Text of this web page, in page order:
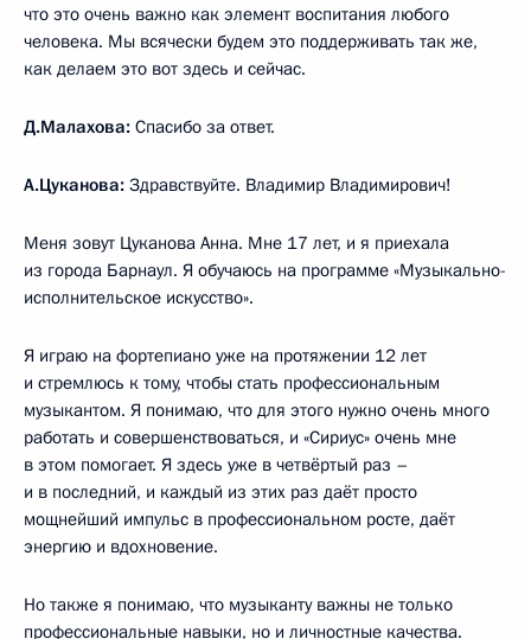
что это очень важно как элемент воспитания любого
человека. Мы всячески будем это поддерживать так же,
как делаем это вот здесь и сейчас.
Д.Малахова: Спасибо за ответ.
А.Цуканова: Здравствуйте. Владимир Владимирович!
Меня зовут Цуканова Анна. Мне 17 лет, и я приехала
из города Барнаул. Я обучаюсь на программе «Музыкально-
исполнительское искусство».
Я играю на фортепиано уже на протяжении 12 лет
и стремлюсь к тому, чтобы стать профессиональным
музыкантом. Я понимаю, что для этого нужно очень много
работать и совершенствоваться, и «Сириус» очень мне
в этом помогает. Я здесь уже в четвёртый раз –
и в последний, и каждый из этих раз даёт просто
мощнейший импульс в профессиональном росте, даёт
энергию и вдохновение.
Но также я понимаю, что музыканту важны не только
профессиональные навыки, но и личностные качества.